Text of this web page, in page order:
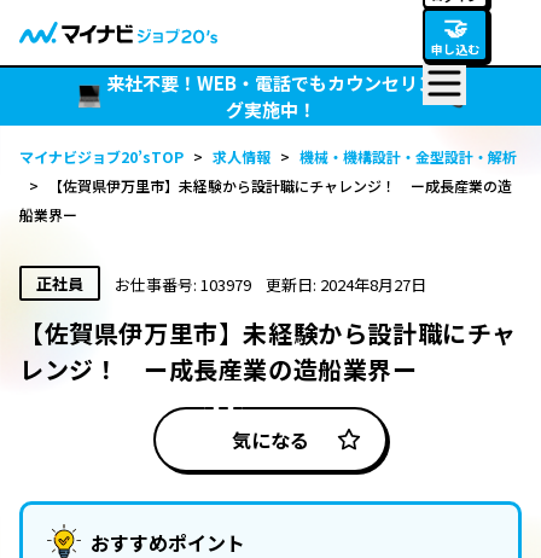
🤝
申し込む
来社不要！WEB・電話でもカウンセリン
グ実施中！
マイナビジョブ20’sTOP > 求人情報 > 機械・機構設計・金型設計・解析
>
【佐賀県伊万里市】未経験から設計職にチャレンジ！ ー成長産業の造
船業界ー
正社員 お仕事番号: 103979 更新日: 2024年8月27日
【佐賀県伊万里市】未経験から設計職にチャ
レンジ！ ー成長産業の造船業界ー
気になる
おすすめポイント